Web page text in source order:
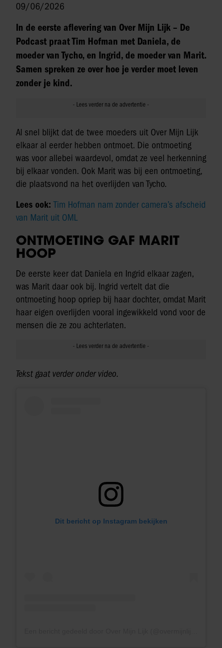
09/06/2026
In de eerste aflevering van Over Mijn Lijk – De
Podcast praat Tim Hofman met Daniela, de
moeder van Tycho, en Ingrid, de moeder van Marit.
Samen spreken ze over hoe je verder moet leven
zonder je kind.
Al snel blijkt dat de twee moeders uit Over Mijn Lijk
elkaar al eerder hebben ontmoet. Die ontmoeting
was voor allebei waardevol, omdat ze veel herkenning
bij elkaar vonden. Ook Marit was bij een ontmoeting,
die plaatsvond na het overlijden van Tycho.
Lees ook:Tim Hofman nam zonder camera’s afscheid
van Marit uit OML
ONTMOETING GAF MARIT
HOOP
De eerste keer dat Daniela en Ingrid elkaar zagen,
was Marit daar ook bij. Ingrid vertelt dat die
ontmoeting hoop opriep bij haar dochter, omdat Marit
haar eigen overlijden vooral ingewikkeld vond voor de
mensen die ze zou achterlaten.
Tekst gaat verder onder video.
Dit bericht op Instagram bekijken